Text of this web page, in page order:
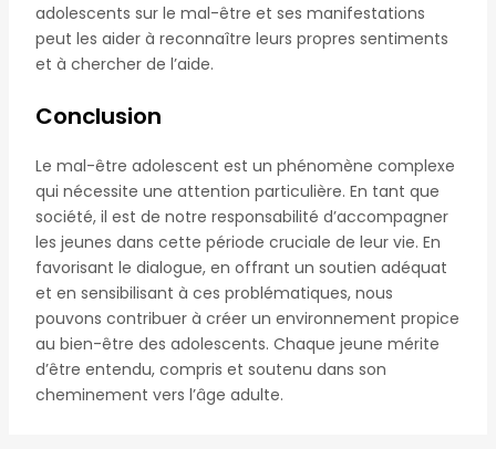
adolescents sur le mal-être et ses manifestations
peut les aider à reconnaître leurs propres sentiments
et à chercher de l’aide.
Conclusion
Le mal-être adolescent est un phénomène complexe
qui nécessite une attention particulière. En tant que
société, il est de notre responsabilité d’accompagner
les jeunes dans cette période cruciale de leur vie. En
favorisant le dialogue, en offrant un soutien adéquat
et en sensibilisant à ces problématiques, nous
pouvons contribuer à créer un environnement propice
au bien-être des adolescents. Chaque jeune mérite
d’être entendu, compris et soutenu dans son
cheminement vers l’âge adulte.